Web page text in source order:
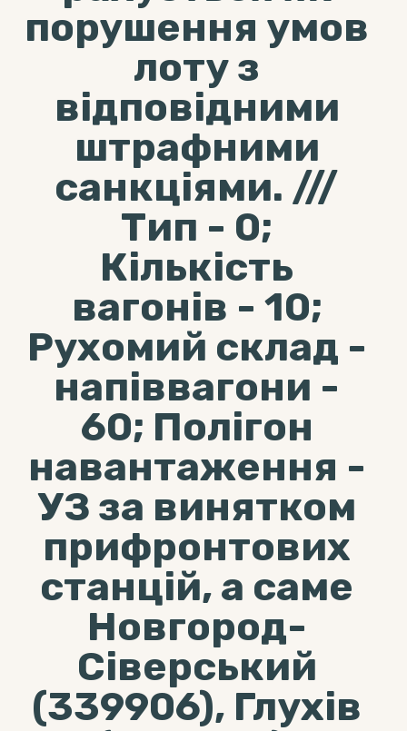
порушення умов
лоту з
відповідними
штрафними
санкціями. ///
Тип - 0;
Кількість
вагонів - 10;
Рухомий склад -
напіввагони -
60; Полігон
навантаження -
УЗ за винятком
прифронтових
станцій, а саме
Новгород-
Сіверський
(339906), Глухів